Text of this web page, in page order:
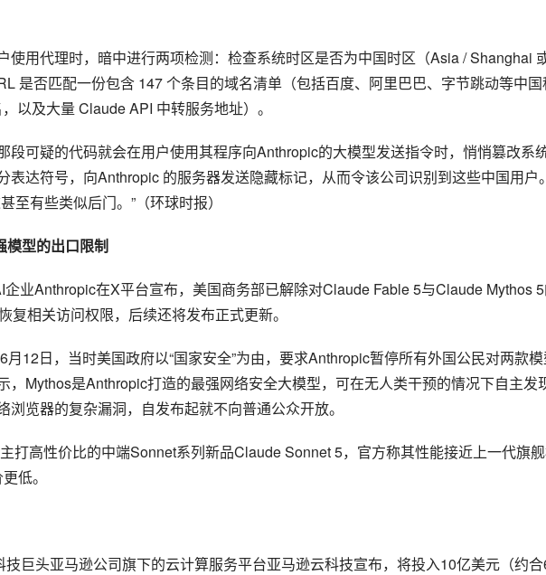
使用代理时，暗中进行两项检测：检查系统时区是否为中国时区（Asia / Shanghai
是否匹配一份包含 147 个条目的域名清单（包括百度、阿里巴巴、字节跳动等中
以及大量 Claude API 中转服务地址）。
段可疑的代码就会在用户使用其程序向Anthropic的大模型发送指令时，悄悄篡改系
表达符号，向Anthropic 的服务器发送隐藏标记，从而令该公司识别到这些中国用户。
至有些类似后门。”（环球时报）
型的出口限制
业Anthropic在X平台宣布，美国商务部已解除对Claude Fable 5与Claude Mythos
复相关访问权限，后续还将发布正式更新。
12日，当时美国政府以“国家安全”为由，要求Anthropic暂停所有外国公民对两款
，Mythos是Anthropic打造的最强网络安全大模型，可在无人类干预的情况下自主发
浏览器的复杂漏洞，自发布起就不向普通公众开放。
打高性价比的中端Sonnet系列新品Claude Sonnet 5，官方称其性能接近上一代旗
低。
巨头亚马逊公司旗下的云计算服务平台亚马逊云科技宣布，将投入10亿美元（约